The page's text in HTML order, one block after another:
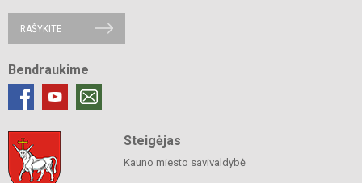
RAŠYKITE
Bendraukime
Steigėjas
Kauno miesto savivaldybė